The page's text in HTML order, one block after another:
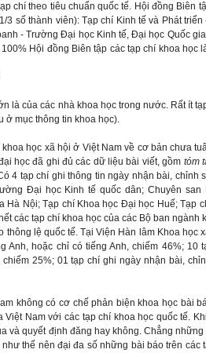
chí theo tiêu chuẩn quốc tế. Hội đồng Biên
3 số thành viên): Tạp chí Kinh tế và Phát
- Trường Đại học Kinh tế, Đại học Quốc
Hội đồng Biên tập các tạp chí khoa học
là của các nhà khoa học trong nước. Rất ít
ở mục thông tin khoa học).
học xã hội ở Việt Nam về cơ bản chưa
học đã ghi đủ các dữ liệu bài viết, gồm tóm
4 tạp chí ghi thông tin ngày nhận bài, chỉnh
Đại học Kinh tế quốc dân; Chuyên san
Nội; Tạp chí Khoa học Đại học Huế; Tạp
các tạp chí khoa học của các Bộ ban ngành
thông lệ quốc tế. Tại Viện Hàn lâm Khoa học
Anh, hoặc chỉ có tiếng Anh, chiếm 46%; 10
25%; 01 tạp chí ghi ngày nhận bài,
không có cơ chế phản biện khoa học bài
Nam với các tạp chí khoa học quốc tế.
và quyết định đăng hay không. Chẳng
thế nên đại đa số những bài báo trên các